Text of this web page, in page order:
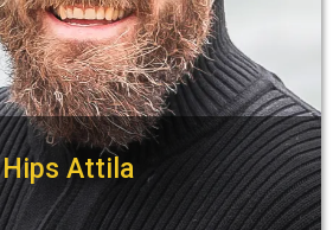
Hips Attila